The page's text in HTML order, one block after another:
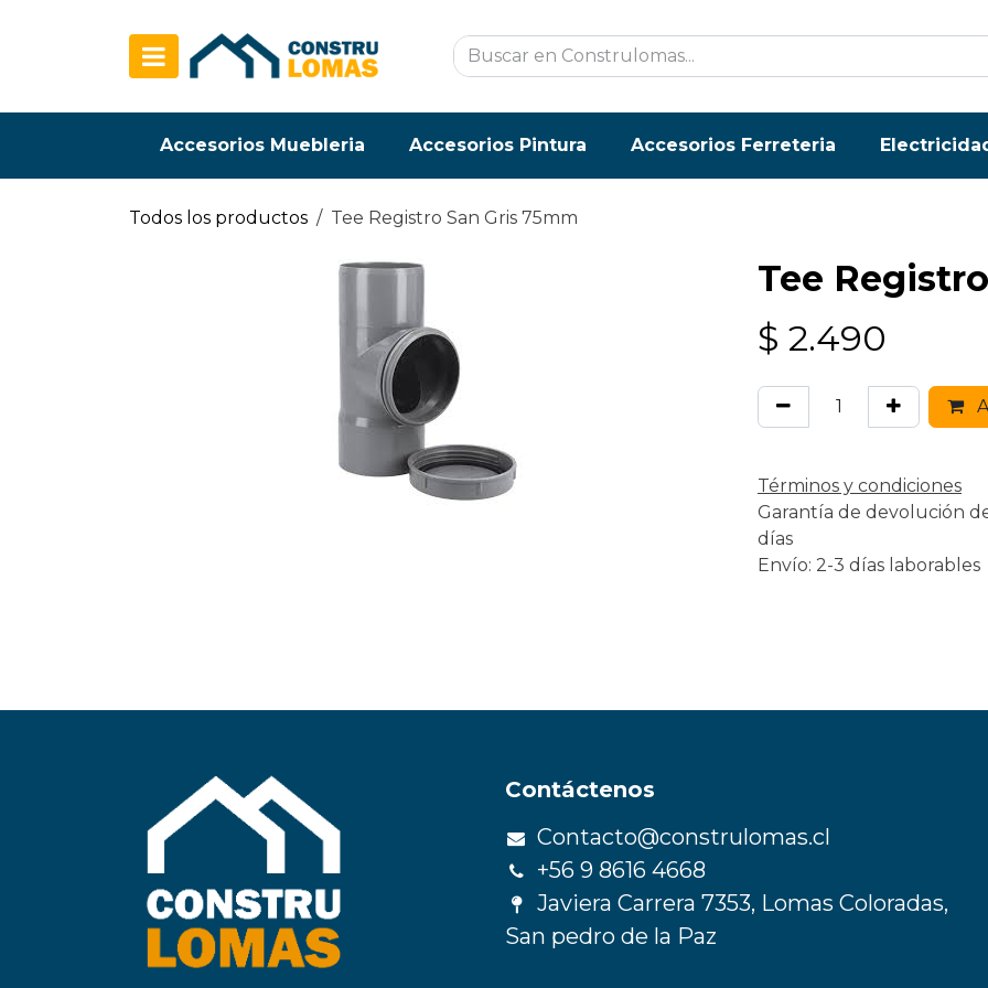
Accesorios Muebleria Accesorios Pintura Accesorios Ferreteria
Todos los productos Tee Registro San Gris 75mm
Tee
$ 2.490
Términos y condiciones
Garantía de devolución
días
Envío: 2-3 días laborables
Contáctenos
Contacto@construlomas.cl
+56 9 8616 4668
Javiera Carrera 7353, Lomas Coloradas,
San pedro de la Paz